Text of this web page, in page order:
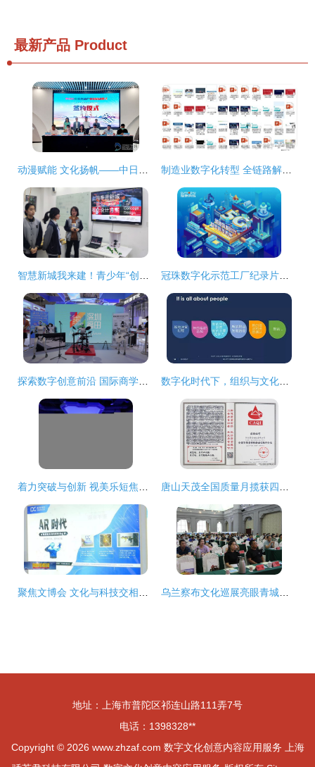
最新产品 Product
动漫赋能 文化扬帆——中日韩文化创意产业园启动 烟台高新区谱写数字文创发展新篇 制造业数字化转型 全链路解决方案与行业应用实践
智慧新城我来建！青少年“创意季”诞生了这么多精彩方案 冠珠数字化示范工厂纪录片引爆全网 “为美好做更好”赋予中国智造时代新使命
探索数字创意前沿 国际商学院师生赴深圳文博会开展专业研学活动 数字化时代下，组织与文化如何快起来 数字文化创意内容的应用服务
着力突破与创新 视美乐短焦类工程投影机的市场裂变与数字文化创意内容应用服务 唐山天茂全国质量月揽获四项殊荣 数字文化创意赋能质量发展新篇章
聚焦文博会 文化与科技交相辉映，智慧文创新品惊艳亮相 乌兰察布文化巡展亮眼青城，数字创意助推开发展新格局——“乌兰察布文化旅游产品巡回推介会（呼和浩特站）”成功举办
地址：上海市普陀区祁连山路111弄7号
电话：1398328**
Copyright © 2026 www.zhzaf.com 数字文化创意内容应用服务 上海